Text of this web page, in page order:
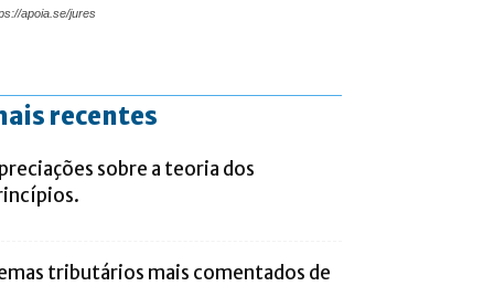
apoia.se/jures
recentes
sobre a teoria dos
tributários mais comentados de